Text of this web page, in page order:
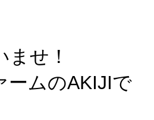
せ！
ームのAKIJIで